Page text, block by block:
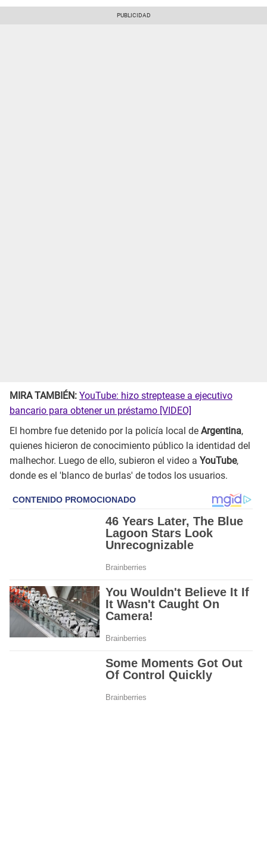
MIRA TAMBIÉN: YouTube: hizo streptease a ejecutivo
bancario para obtener un préstamo [VIDEO]
El hombre fue detenido por la policía local de Argentina,
quienes hicieron de conocimiento público la identidad del
malhechor. Luego de ello, subieron el video a YouTube,
donde es el 'blanco de burlas' de todos los usuarios.